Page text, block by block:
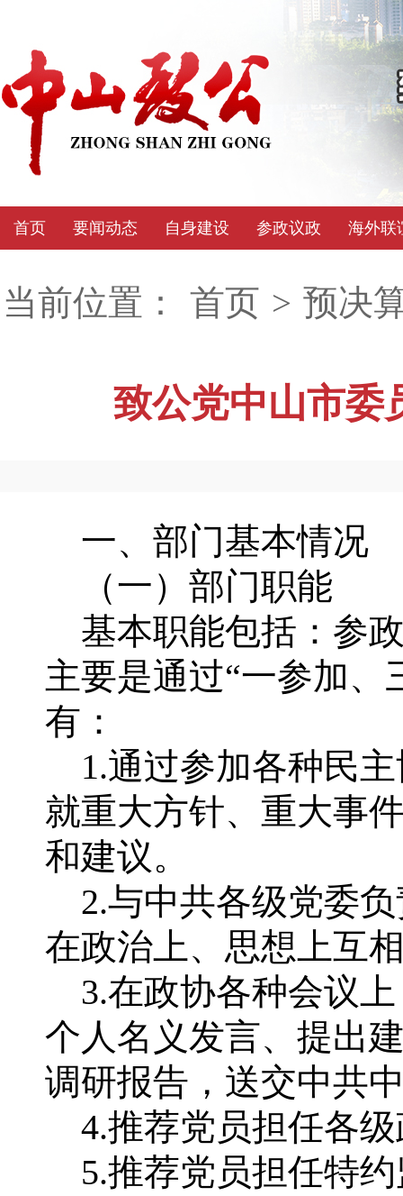
首页 要闻动态 自身建设 参政议政 海外联
当前位置： 首页 > 预决
致公党中山市委
一、部门基本情况
（一）部门职能
基本职能包括：参
主要是通过“一参加、
有：
1.通过参加各种民主
就重大方针、重大事
和建议。
2.与中共各级党委负
在政治上、思想上互
3.在政协各种会议上
个人名义发言、提出
调研报告，送交中共
4.推荐党员担任各
5.推荐党员担任特约